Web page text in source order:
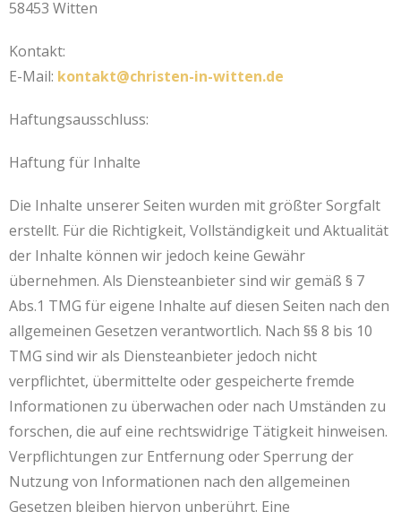
58453 Witten
Kontakt:
E-Mail: kontakt@christen-in-witten.de
Haftungsausschluss:
Haftung für Inhalte
Die Inhalte unserer Seiten wurden mit größter Sorgfalt
erstellt. Für die Richtigkeit, Vollständigkeit und Aktualität
der Inhalte können wir jedoch keine Gewähr
übernehmen. Als Diensteanbieter sind wir gemäß § 7
Abs.1 TMG für eigene Inhalte auf diesen Seiten nach den
allgemeinen Gesetzen verantwortlich. Nach §§ 8 bis 10
TMG sind wir als Diensteanbieter jedoch nicht
verpflichtet, übermittelte oder gespeicherte fremde
Informationen zu überwachen oder nach Umständen zu
forschen, die auf eine rechtswidrige Tätigkeit hinweisen.
Verpflichtungen zur Entfernung oder Sperrung der
Nutzung von Informationen nach den allgemeinen
Gesetzen bleiben hiervon unberührt. Eine